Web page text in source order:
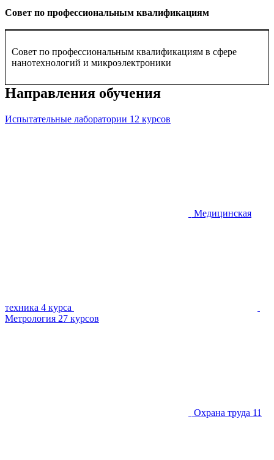
Совет по профессиональным квалификациям
Совет по профессиональным квалификациям в сфере
нанотехнологий и микроэлектроники
Направления обучения
Испытательные лаборатории 12 курсов
Медицинская
техника 4 курса
Метрология 27 курсов
Охрана труда 11